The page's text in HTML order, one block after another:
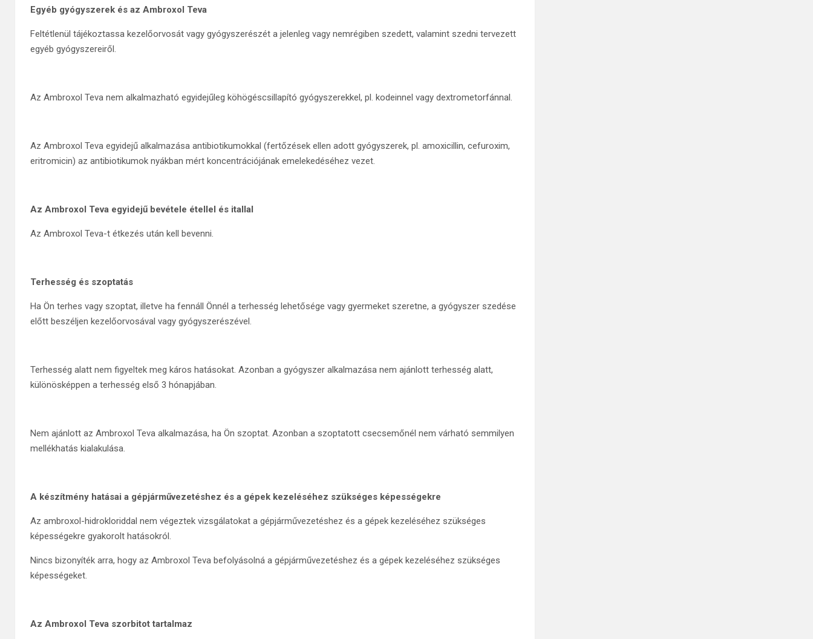
Egyéb gyógyszerek és az Ambroxol Teva
Feltétlenül tájékoztassa kezelőorvosát vagy gyógyszerészét a jelenleg vagy nemrégiben szedett, valamint szedni tervezett
egyéb gyógyszereiről.
Az Ambroxol Teva nem alkalmazható egyidejűleg köhögéscsillapító gyógyszerekkel, pl. kodeinnel vagy dextrometorfánnal.
Az Ambroxol Teva egyidejű alkalmazása antibiotikumokkal (fertőzések ellen adott gyógyszerek, pl. amoxicillin, cefuroxim,
eritromicin) az antibiotikumok nyákban mért koncentrációjának emelekedéséhez vezet.
Az Ambroxol Teva egyidejű bevétele étellel és itallal
Az Ambroxol Teva-t étkezés után kell bevenni.
Terhesség és szoptatás
Ha Ön terhes vagy szoptat, illetve ha fennáll Önnél a terhesség lehetősége vagy gyermeket szeretne, a gyógyszer szedése
előtt beszéljen kezelőorvosával vagy gyógyszerészével.
Terhesség alatt nem figyeltek meg káros hatásokat. Azonban a gyógyszer alkalmazása nem ajánlott terhesség alatt,
különösképpen a terhesség első 3 hónapjában.
Nem ajánlott az Ambroxol Teva alkalmazása, ha Ön szoptat. Azonban a szoptatott csecsemőnél nem várható semmilyen
mellékhatás kialakulása.
A készítmény hatásai a gépjárművezetéshez és a gépek kezeléséhez szükséges képességekre
Az ambroxol-hidrokloriddal nem végeztek vizsgálatokat a gépjárművezetéshez és a gépek kezeléséhez szükséges
képességekre gyakorolt hatásokról.
Nincs bizonyíték arra, hogy az Ambroxol Teva befolyásolná a gépjárművezetéshez és a gépek kezeléséhez szükséges
képességeket.
Az Ambroxol Teva szorbitot tartalmaz